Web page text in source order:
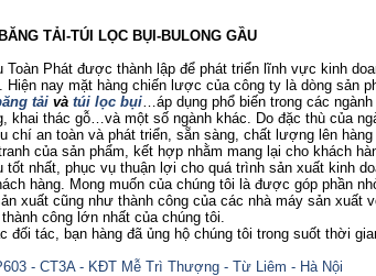
TẢI-TÚI LỌC BỤI-BULONG GẦU
Phát được thành lập để phát triển lĩnh vực kinh
Hiện nay mặt hàng chiến lược của công ty là dòng sản
tải và túi lọc bụi…áp dụng phổ biến trong các
khai thác gỗ…và một số ngành khác. Do đặc thù của
chí an toàn và phát triển, sẵn sàng, chất lượng lên hàng
của sản phẩm, kết hợp nhằm mang lại cho khách
nhất, phục vụ thuận lợi cho quá trình sản xuất kinh
hàng. Mong muốn của chúng tôi là được góp phần
xuất cũng như thành công của các nhà máy sản xuất
công lớn nhất của chúng tôi.
tác, bạn hàng đã ủng hộ chúng tôi trong suốt thời
- CT3A - KĐT Mễ Trì Thượng - Từ Liêm - Hà Nội